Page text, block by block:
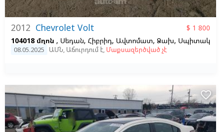
2012 Chevrolet Volt
$ 1 800
104018 մղոն , Սեդան, Հիբրիդ, Ավտոմատ, Ձախ, Սպիտակ
08.05.2025 ԱՄՆ, Աճուրդում է, Մաքսազերծված չէ
favorite_border